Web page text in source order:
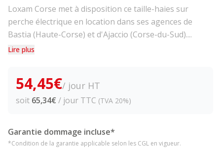
Loxam Corse met à disposition ce taille-haies sur
perche électrique en location dans ses agences de
Bastia (Haute-Corse) et d'Ajaccio (Corse-du-Sud)....
Lire plus
54,45€/ jour HT
soit 65,34€ / jour TTC (TVA 20%)
Garantie dommage incluse*
*Condition de la garantie applicable selon les CGL en vigueur.